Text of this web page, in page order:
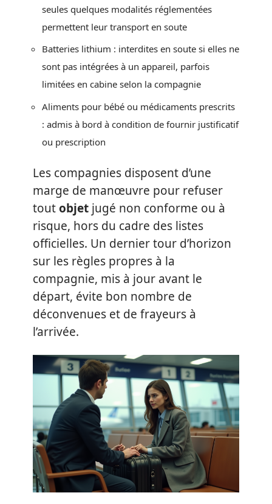
seules quelques modalités réglementées
permettent leur transport en soute
Batteries lithium : interdites en soute si elles ne
sont pas intégrées à un appareil, parfois
limitées en cabine selon la compagnie
Aliments pour bébé ou médicaments prescrits
: admis à bord à condition de fournir justificatif
ou prescription
Les compagnies disposent d’une
marge de manœuvre pour refuser
toutobjet jugé non conforme ou à
risque, hors du cadre des listes
officielles. Un dernier tour d’horizon
sur les règles propres à la
compagnie, mis à jour avant le
départ, évite bon nombre de
déconvenues et de frayeurs à
l’arrivée.